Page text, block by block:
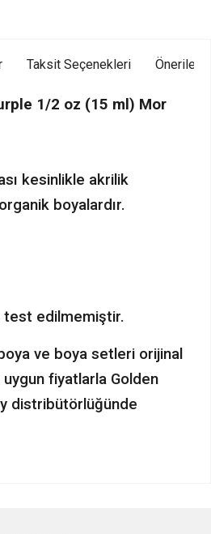
Taksit Seçenekleri
1/2 oz (15 ml) Mor
kesinlikle akrilik
boyalardır.
test edilmemiştir.
ve boya setleri orijinal
fiyatlarla Golden
distribütörlüğünde